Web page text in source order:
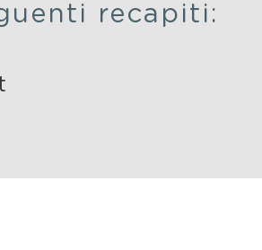
recapiti: